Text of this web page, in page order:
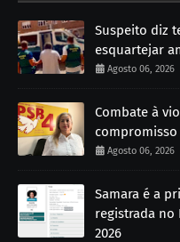
Suspeito diz
esquartejar
Agosto 06, 2026
Combate à
Agosto 06, 2026
Samara é a
registrada no
2026